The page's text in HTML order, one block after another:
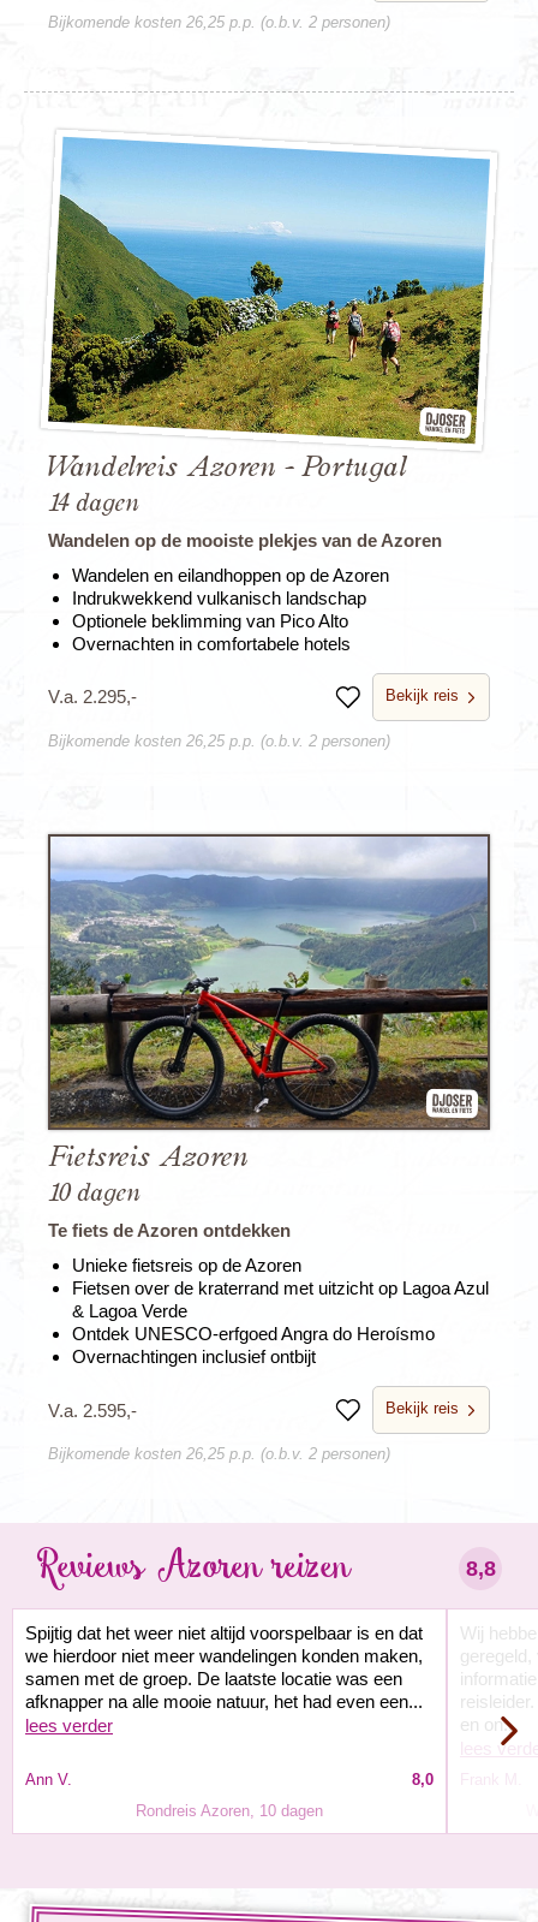
Bijkomende kosten 26,25 p.p. (o.b.v. 2 personen)
Wandelreis Azoren - Portugal
14 dagen
Wandelen op de mooiste plekjes van de Azoren
Wandelen en eilandhoppen op de Azoren
Indrukwekkend vulkanisch landschap
Optionele beklimming van Pico Alto
Overnachten in comfortabele hotels
V.a. 2.295,- BewarenBekijk reis
Bijkomende kosten 26,25 p.p. (o.b.v. 2 personen)
Fietsreis Azoren
10 dagen
Te fiets de Azoren ontdekken
Unieke fietsreis op de Azoren
Fietsen over de kraterrand met uitzicht op Lagoa Azul
& Lagoa Verde
Ontdek UNESCO-erfgoed Angra do Heroísmo
Overnachtingen inclusief ontbijt
V.a. 2.595,- BewarenBekijk reis
Bijkomende kosten 26,25 p.p. (o.b.v. 2 personen)
Reviews Azoren reizen 8,8
Spijtig dat het weer niet altijd voorspelbaar is en dat
we hierdoor niet meer wandelingen konden maken,
samen met de groep. De laatste locatie was een
afknapper na alle mooie natuur, het had even een...
lees verder
Ann V.
8,0
Rondreis Azoren, 10 dagen
Wij
en on...
lees
Frank M.